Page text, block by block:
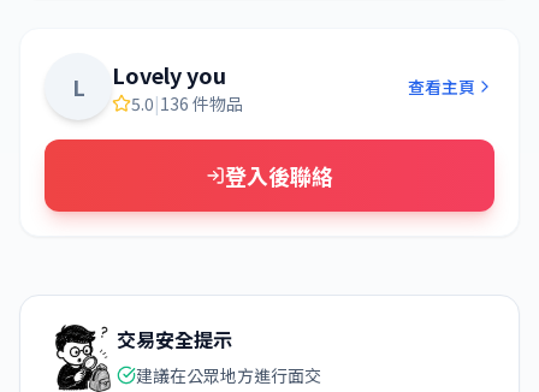
L Lovely you
5.0|136 件物品
查看主頁
登入後聯絡
交易安全提示
建議在公眾地方進行面交